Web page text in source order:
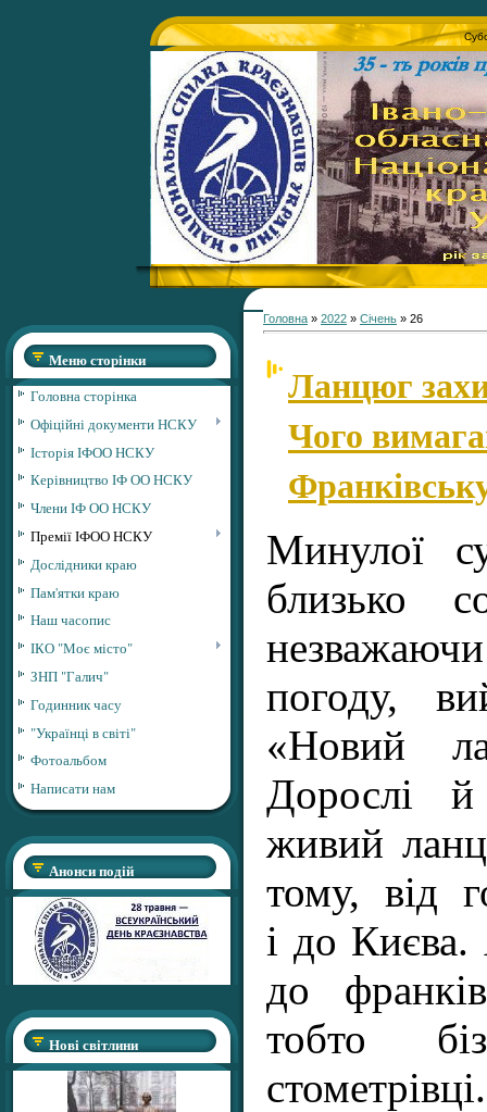
Меню сторінки
Головна сторінка
Офіційні документи НСКУ
Історія ІФОО НСКУ
Керівництво ІФ ОО НСКУ
Члени ІФ ОО НСКУ
Премії ІФОО НСКУ
Дослідники краю
Пам'ятки краю
Наш часопис
ІКО "Моє місто"
ЗНП "Галич"
Годинник часу
"Українці в світі"
Фотоальбом
Написати нам
Анонси подій
Нові світлини
Головна » 2022 » Січень » 26
Ланцюг
Чого
Минулої
близько
погоду,
«Новий
Дорослі
живий
тому, від
і до Києва.
до
тобто
стометрівці.